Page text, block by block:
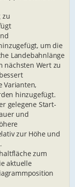
zu
um die
Landebahnlänge
nächsten Wert zu
Varianten,
hinzugefügt.
gelegene Start-
und
zur Höhe und
zum
aktuelle